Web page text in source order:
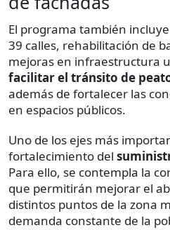
El programa también
39 calles, rehabilitación de
mejoras en infraestructura
facilitar el tránsito de
además de fortalecer las
en espacios públicos.
Uno de los ejes más
fortalecimiento del
Para ello, se contempla la
que permitirán mejorar el
distintos puntos de la zona
demanda constante de la